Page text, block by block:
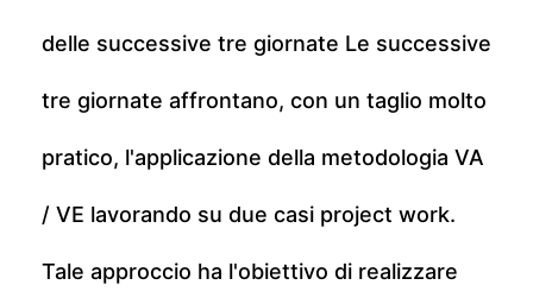
delle successive tre giornate Le successive
tre giornate affrontano, con un taglio molto
pratico, l'applicazione della metodologia VA
/ VE lavorando su due casi project work.
Tale approccio ha l'obiettivo di realizzare